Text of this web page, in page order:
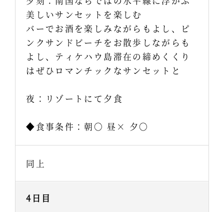
美しいサンセットを楽しむ
バーでお酒を楽しみながらもよし、ピ
ンクサンドビーチをお散歩しながらも
よし、ティケハウ島滞在の締めくくり
はぜひロマンチックなサンセットと
夜：リゾートにて夕食
◆食事条件：朝〇 昼× 夕〇
同上
4日目